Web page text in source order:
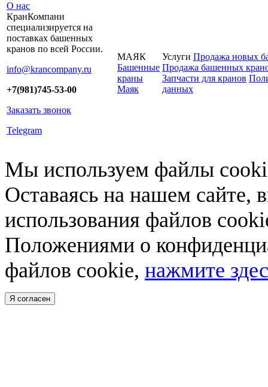
О нас
КранКомпани
специализируется на
поставках башенных
кранов по всей России.
info@krancompany.ru
+7(981)745-53-00
Заказать звонок
Telegram
МАЯК
Башенные
краны
Маяк
Услуги Продажа новых
Продажа башенных
Запчасти для кранов
данных
Мы используем файлы
Оставаясь на нашем сайте,
использования файлов
Положениями о
файлов cookie, нажмите
Я согласен